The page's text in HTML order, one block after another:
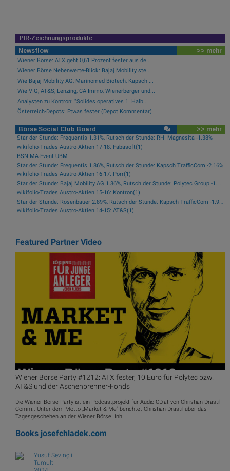
PIR-Zeichnungsprodukte
Newsflow >> mehr
Wiener Börse: ATX geht 0,61 Prozent fester aus de...
Wiener Börse Nebenwerte-Blick: Bajaj Mobility ste...
Wie Bajaj Mobility AG, Marinomed Biotech, Kapsch ...
Wie VIG, AT&S, Lenzing, CA Immo, Wienerberger und...
Analysten zu Kontron: "Solides operatives 1. Halb...
Österreich-Depots: Etwas fester (Depot Kommentar)
Börse Social Club Board >> mehr
Star der Stunde: Frequentis 1.31%, Rutsch der Stunde: RHI Magnesita -1.38%
wikifolio-Trades Austro-Aktien 17-18: Fabasoft(1)
BSN MA-Event UBM
Star der Stunde: Frequentis 1.86%, Rutsch der Stunde: Kapsch TrafficCom -2.16%
wikifolio-Trades Austro-Aktien 16-17: Porr(1)
Star der Stunde: Bajaj Mobility AG 1.36%, Rutsch der Stunde: Polytec Group -1.81%
wikifolio-Trades Austro-Aktien 15-16: Kontron(1)
Star der Stunde: Rosenbauer 2.89%, Rutsch der Stunde: Kapsch TrafficCom -1.92%
wikifolio-Trades Austro-Aktien 14-15: AT&S(1)
Featured Partner Video
Wiener Börse Party #1212: ATX fester, 10 Euro für Polytec bzw.
AT&S und der Aschenbrenner-Fonds
Die Wiener Börse Party ist ein Podcastprojekt für Audio-CD.at von Christian Drastil
Comm.. Unter dem Motto „Market & Me“ berichtet Christian Drastil über das
Tagesgeschehen an der Wiener Börse. Inh...
Books josefchladek.com
Yusuf Sevinçli
Tumult